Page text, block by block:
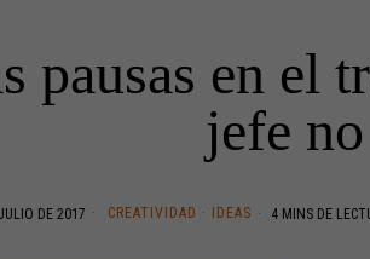
pausas en el
jefe
DE 2017 CREATIVIDAD · IDEAS 4 MINS DE